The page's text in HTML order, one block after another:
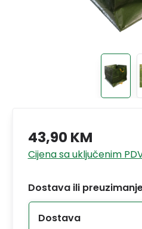
43,90 KM
Cijena sa uključenim
Dostava ili
Dostava